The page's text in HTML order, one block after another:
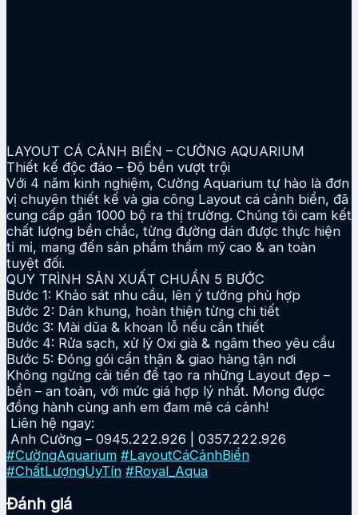
LAYOUT CÁ CẢNH BIỂN – CƯỜNG AQUARIUM
Thiết kế độc đáo – Độ bền vượt trội
Với 4 năm kinh nghiệm, Cường Aquarium tự hào là đơn
vị chuyên thiết kế và gia công Layout cá cảnh biển, đã
cung cấp gần 1000 bộ ra thị trường. Chúng tôi cam kết
chất lượng bền chắc, từng đường dán được thực hiện
tỉ mỉ, mang đến sản phẩm thẩm mỹ cao & an toàn
tuyệt đối.
QUY TRÌNH SẢN XUẤT CHUẨN 5 BƯỚC
Bước 1: Khảo sát nhu cầu, lên ý tưởng phù hợp
Bước 2: Dán khung, hoàn thiện từng chi tiết
Bước 3: Mài dũa & khoan lỗ nếu cần thiết
Bước 4: Rửa sạch, xử lý Oxi già & ngâm theo yêu cầu
Bước 5: Đóng gói cẩn thận & giao hàng tận nơi
Không ngừng cải tiến để tạo ra những Layout đẹp –
bền – an toàn, với mức giá hợp lý nhất. Mong được
đồng hành cùng anh em đam mê cá cảnh!
Liên hệ ngay:
Anh Cường – 0945.222.926 | 0357.222.926
#CườngAquarium #LayoutCáCảnhBiển
#ChấtLượngUyTín #Royal_Aqua
Đánh giá